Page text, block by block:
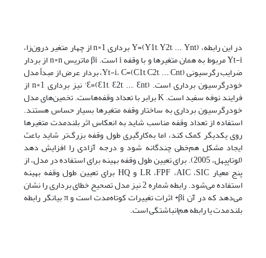
در این رابطه، Y=(Y1t, Y2t, ..., Ynt) برداری n×1 از چهار متغیر درون‌زا،
Yt-i مربوط به همان متغیرها و با وقفه i است. βi ماتریس n×n از بردار
ضرایب رگرسیونی Yt-i، C=(C1t, C2t, ..., Cnt)، بردار عرض از مبدأ مدل
خودرگرسیون برداری است. Ɛ=(Ɛ1t, Ɛ2t, ..., Ɛnt)' نیز برداری n×1 از
فرایند نوفه سفید است. K برابر با تعداد وقفه‌هاست. تخمین‌های مدل
خودرگرسیون برداری به ساختار وقفه متغیرها بسیار حساس هستند.
استفاده از تعداد وقفه مناسب شاید به انعکاس اثر بلندمدت متغیرها
روی یکدیگر کمک کند، اما به‌کارگیری طول وقفه بزرگ‌تر شاید باعث
ایجاد مشکل هم‌خطی چندگانه شود و درجه آزادی را افزایش دهد
(لوتاپپهل، 2005). برای تعیین طول وقفه بهینه برای استفاده در مدل، از
پنج معیار LR ،FPF ،AIC ،SIC و HQ برای تعیین طول وقفه بهینه
استفاده می‌شود. رابطه شماره 2 نیز مدل تصحیح خطای برداری را نشان
می‌دهد که در آن βi* اثرات تغییرات کوتاه‌مدت است و π بیانگر رابطه
بلندمدت یا رابطه هم‌انباشتگی است.